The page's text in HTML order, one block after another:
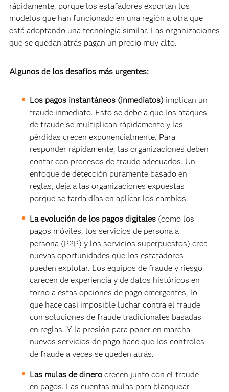
rápidamente, porque los estafadores exportan los
modelos que han funcionado en una región a otra que
está adoptando una tecnología similar. Las organizaciones
que se quedan atrás pagan un precio muy alto.
Algunos de los desafíos más urgentes:
Los pagos instantáneos (inmediatos) implican un
fraude inmediato. Esto se debe a que los ataques
de fraude se multiplican rápidamente y las
pérdidas crecen exponencialmente. Para
responder rápidamente, las organizaciones deben
contar con procesos de fraude adecuados. Un
enfoque de detección puramente basado en
reglas, deja a las organizaciones expuestas
porque se tarda días en aplicar los cambios.
La evolución de los pagos digitales (como los
pagos móviles, los servicios de persona a
persona (P2P) y los servicios superpuestos) crea
nuevas oportunidades que los estafadores
pueden explotar. Los equipos de fraude y riesgo
carecen de experiencia y de datos históricos en
torno a estas opciones de pago emergentes, lo
que hace casi imposible luchar contra el fraude
con soluciones de fraude tradicionales basadas
en reglas. Y la presión para poner en marcha
nuevos servicios de pago hace que los controles
de fraude a veces se queden atrás.
Las mulas de dinerocrecen junto con el fraude
en pagos. Las cuentas mulas para blanquear